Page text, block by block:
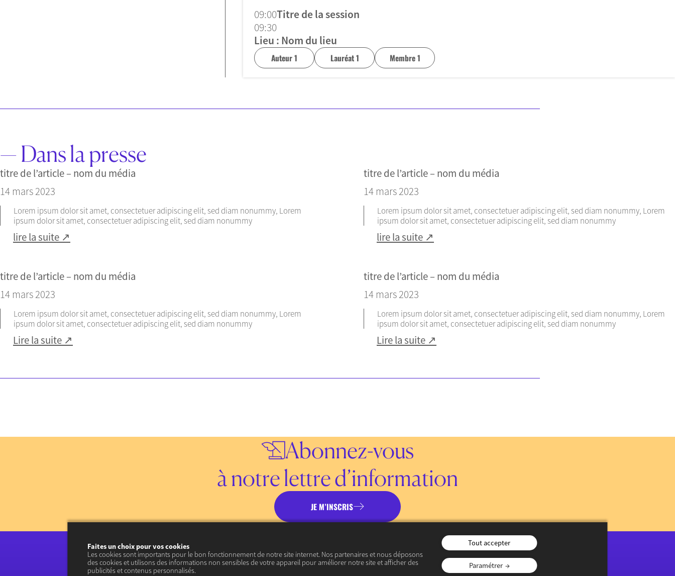
09:00
09:30
Titre de la session
Lieu : Nom du lieu
Auteur 1 Lauréat 1 Membre 1
— Dans la presse
titre de l’article – nom du média
14 mars 2023
Lorem ipsum dolor sit amet, consectetuer adipiscing elit, sed diam nonummy, Lorem
ipsum dolor sit amet, consectetuer adipiscing elit, sed diam nonummy
lire la suite ↗
titre de l’article – nom du média
14 mars 2023
Lorem ipsum dolor sit amet, consectetuer adipiscing elit, sed diam nonummy, Lorem
ipsum dolor sit amet, consectetuer adipiscing elit, sed diam nonummy
lire la suite ↗
titre de l’article – nom du média
14 mars 2023
Lorem ipsum dolor sit amet, consectetuer adipiscing elit, sed diam nonummy, Lorem
ipsum dolor sit amet, consectetuer adipiscing elit, sed diam nonummy
Lire la suite ↗
titre de l’article – nom du média
14 mars 2023
Lorem ipsum dolor sit amet, consectetuer adipiscing elit, sed diam nonummy, Lorem
ipsum dolor sit amet, consectetuer adipiscing elit, sed diam nonummy
Lire la suite ↗
Abonnez-vous
à notre lettre d’information
JE M’INSCRIS
Faites un choix pour vos cookies
Les cookies sont importants pour le bon fonctionnement de notre site internet. Nos partenaires et nous déposons
des cookies et utilisons des informations non sensibles de votre appareil pour améliorer notre site et afficher des
publicités et contenus personnalisés.
Tout accepter
Paramétrer